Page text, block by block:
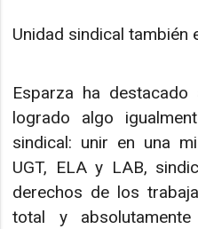
Unidad sindical también
Esparza ha
logrado algo
sindical: unir en una
UGT, ELA y LAB,
derechos de los
total y